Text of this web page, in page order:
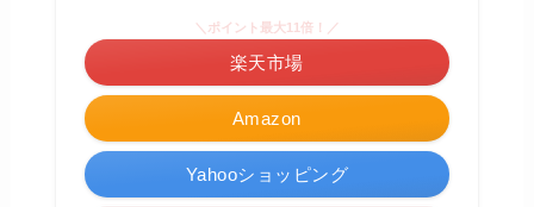
Amazon
＼ポイント最大11倍！／
楽天市場
Yahooショッピング